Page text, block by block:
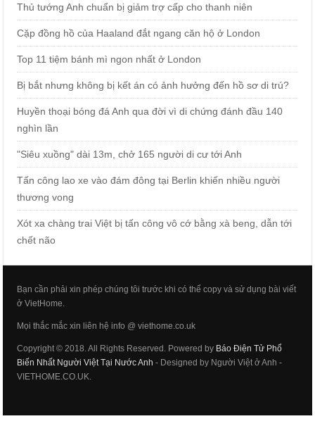
Thủ tướng Anh chuẩn bị giảm trợ cấp cho thanh niên
Cặp đồng hồ của Haaland đắt ngang căn hộ ở London
Top 11 tiệm bánh mì ngon nhất ở London
Bị bắt nhưng không bị kết án có ảnh hưởng đến hồ sơ di trú?
Huyền thoại bóng đá Anh qua đời vì di chứng đánh đầu 140
nghìn lần
"Siêu xuồng" dài 13m, chở 165 người di cư tới Anh
Tấn công lao xe vào đám đông tại Berlin khiến nhiều người
thương vong
Xót xa chàng trai Việt bị tấn công vô cớ bằng xà beng, dẫn tới
chết não
Bạn cần phải xin phép chúng tôi trước khi có thể copy và sử dụng bài viết
ở VietHome.
Mọi thắc mắc xin liên hệ info @ viethome.co.uk
Copyright © 2018. All Rights Reserved. Powered by Báo Điện Tử Phổ
Biến Nhất Người Việt Tại Nước Anh - Designed by Người Việt ở Anh -
VIETHOME.CO.UK.